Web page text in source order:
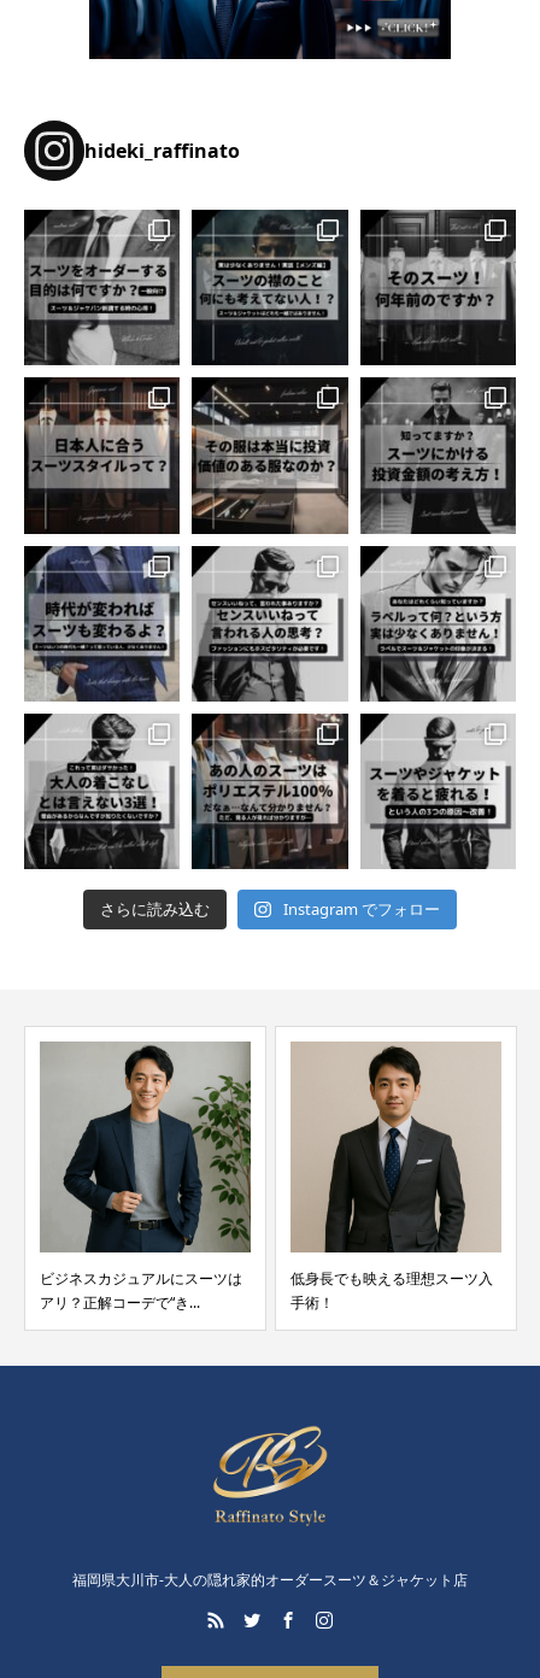
hideki_raffinato
さらに読み込む Instagram でフォロー
ビジネスカジュアルにスーツは
アリ？正解コーデで“き...
低身長でも映える理想スーツ入
手術！
福岡県大川市-大人の隠れ家的オーダースーツ＆ジャケット店